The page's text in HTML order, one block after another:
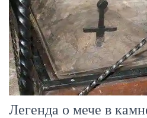
Легенда о мече в